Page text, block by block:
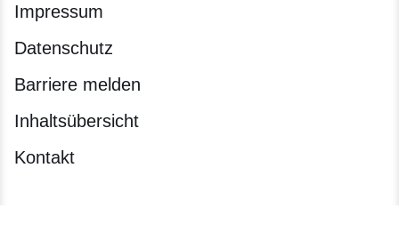
Impressum
Datenschutz
Barriere melden
Inhaltsübersicht
Kontakt